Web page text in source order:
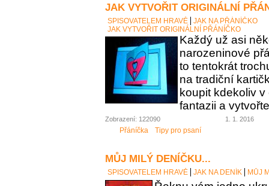
JAK VYTVOŘIT ORIGINÁLNÍ
SPISOVATELEM HRAVĚ
JAK NA PŘÁNÍČKO
JAK VYTVOŘIT ORIGINÁLNÍ PŘÁNÍČKO
Každý už asi
narozeninové
to tentokrát
na tradiční
koupit kdekoliv
fantazii a
Zobrazení: 122090 1. 1. 2016
Přáníčka Tipy pro psaní
MŮJ MILÝ DENÍČKU...
SPISOVATELEM HRAVĚ JAK NA DENÍK MŮJ